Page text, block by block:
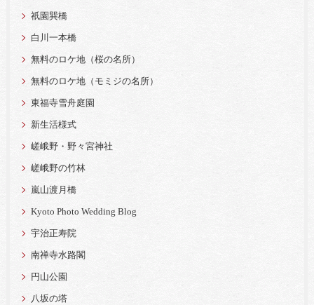
祇園巽橋
白川一本橋
無料のロケ地（桜の名所）
無料のロケ地（モミジの名所）
東福寺雪舟庭園
新生活様式
嵯峨野・野々宮神社
嵯峨野の竹林
嵐山渡月橋
Kyoto Photo Wedding Blog
宇治正寿院
南禅寺水路閣
円山公園
八坂の塔